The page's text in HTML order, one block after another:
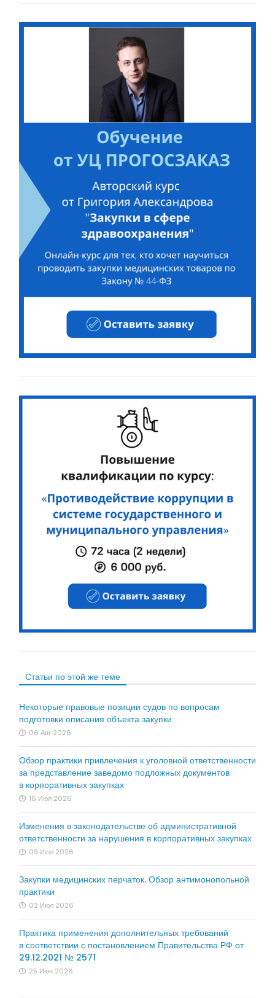
Статьи по этой же теме
Некоторые правовые позиции судов по вопросам
подготовки описания объекта закупки
06 Авг 2026
Обзор практики привлечения к уголовной ответственности
за представление заведомо подложных документов
в корпоративных закупках
16 Июл 2026
Изменения в законодательстве об административной
ответственности за нарушения в корпоративных закупках
09 Июл 2026
Закупки медицинских перчаток. Обзор антимонопольной
практики
02 Июл 2026
Практика применения дополнительных требований
в соответствии с постановлением Правительства РФ от
29.12.2021 № 2571
25 Июн 2026